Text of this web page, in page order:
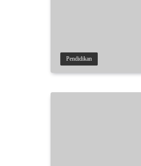
Pendidikan